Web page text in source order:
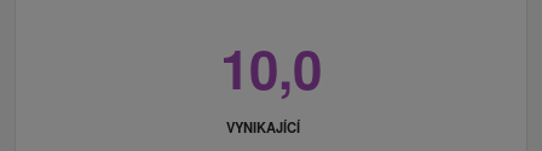
10,0
VYNIKAJÍCÍ